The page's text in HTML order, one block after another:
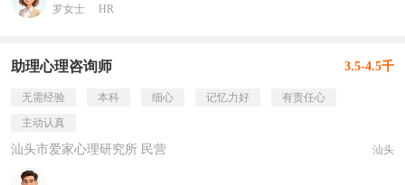
罗女士 HR
助理心理咨询师 3.5-4.5千
无需经验 本科 细心 记忆力好
有责任心
主动认真
汕头市爱家心理研究所 民营 汕头